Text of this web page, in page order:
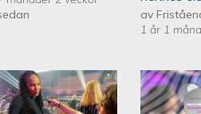
av
1 år 1
Andersson
med KLAUDY -